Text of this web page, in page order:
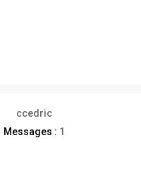
ccedric
Messages : 1